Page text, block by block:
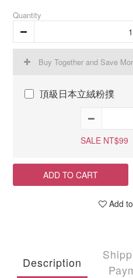
Quantity
Buy Together and Save
頂級日本立絨粉撲
SALE NT$99
ADD TO CART
Add
Description